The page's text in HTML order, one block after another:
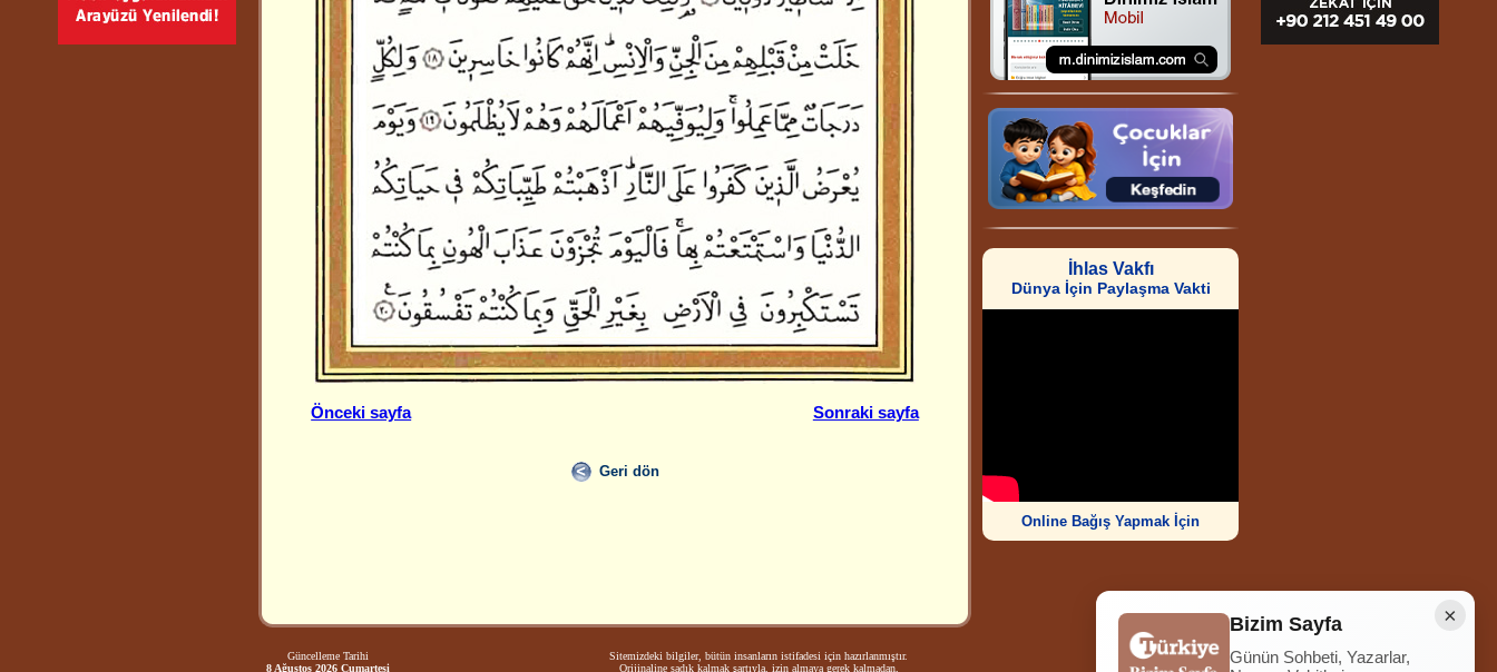
Önceki sayfa Sonraki sayfa
Geri dön
İhlas Vakfı
Dünya İçin Paylaşma Vakti
Online Bağış Yapmak İçin
Güncelleme Tarihi
8 Ağustos 2026 Cumartesi
Sitemizdeki bilgiler, bütün insanların istifadesi için hazırlanmıştır.
Orijinaline sadık kalmak şartıyla, izin almaya gerek kalmadan,
Ziyaretçi Sayısı
252.012.115
×
Bizim Sayfa
Günün Sohbeti, Yazarlar,